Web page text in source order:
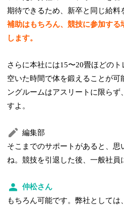
期待できるため、新卒と同じ給料
補助はもちろん、競技に参加する
します。
さらに本社には15〜20畳ほどのト
空いた時間で体を鍛えることが可
ングルームはアスリートに限らず
すよ。
編集部
そこまでのサポートがあると、思
ね。競技を引退した後、一般社員
仲松さん
もちろん可能です。弊社としては